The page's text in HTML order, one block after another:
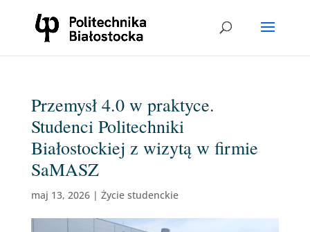
Przemysł 4.0 w praktyce.
Studenci Politechniki
Białostockiej z wizytą w firmie
SaMASZ
maj 13, 2026| Życie studenckie